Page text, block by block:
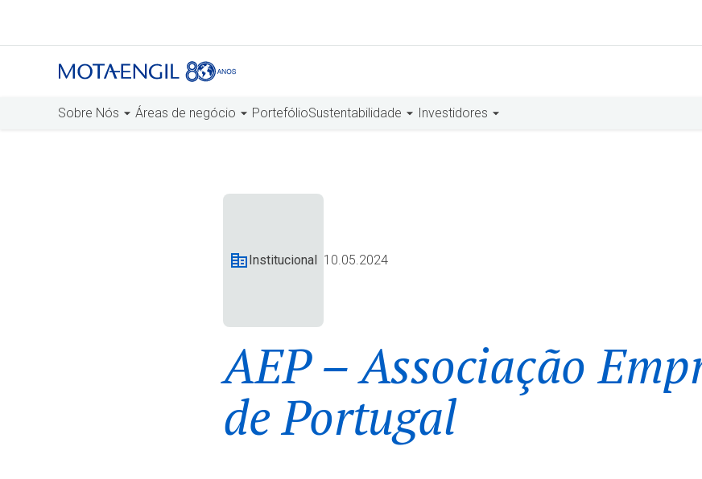
Sobre Nós Áreas de negócio PortefólioSustentabilidade Investidores
Institucional 10.05.2024
AEP – Associação
de Portugal